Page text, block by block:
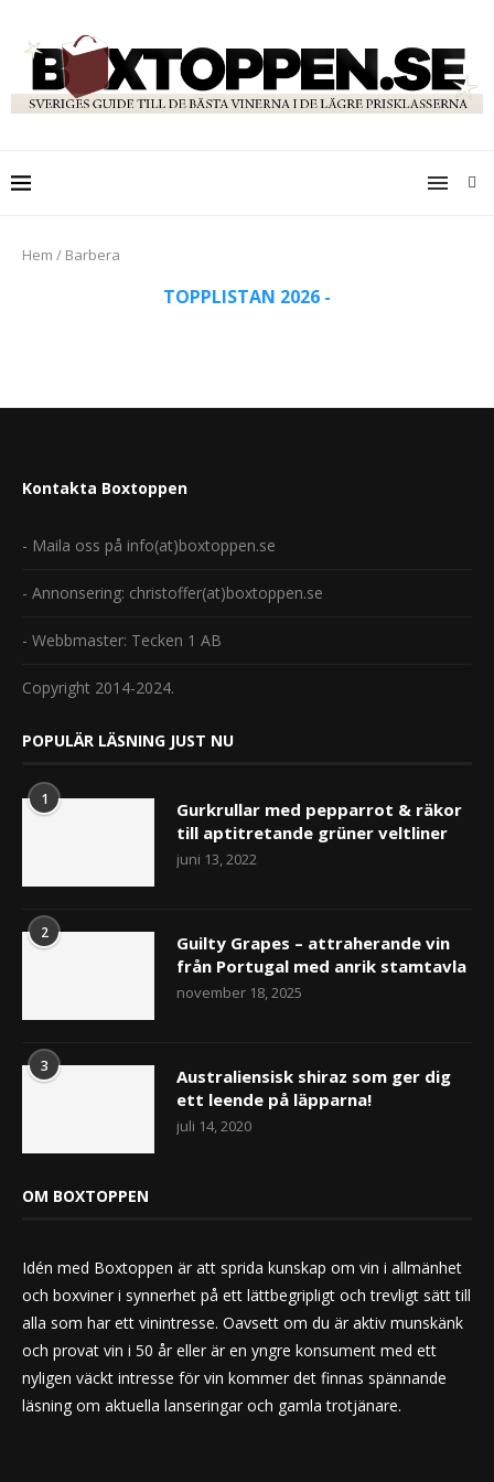
Hem / Barbera
TOPPLISTAN 2026 -
Kontakta Boxtoppen
- Maila oss på info(at)boxtoppen.se
- Annonsering: christoffer(at)boxtoppen.se
- Webbmaster: Tecken 1 AB
Copyright 2014-2024.
POPULÄR LÄSNING JUST NU
1
Gurkrullar med pepparrot & räkor
till aptitretande grüner veltliner
juni 13, 2022
2
Guilty Grapes – attraherande vin
från Portugal med anrik stamtavla
november 18, 2025
3
Australiensisk shiraz som ger dig
ett leende på läpparna!
juli 14, 2020
OM BOXTOPPEN
Idén med Boxtoppen är att sprida kunskap om vin i allmänhet
och boxviner i synnerhet på ett lättbegripligt och trevligt sätt till
alla som har ett vinintresse. Oavsett om du är aktiv munskänk
och provat vin i 50 år eller är en yngre konsument med ett
nyligen väckt intresse för vin kommer det finnas spännande
läsning om aktuella lanseringar och gamla trotjänare.